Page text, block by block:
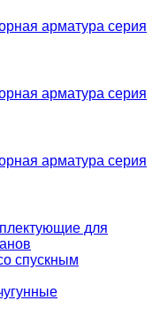
арматура серия
арматура серия
арматура серия
для
спускным